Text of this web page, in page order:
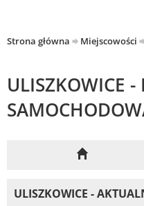
Strona główna Miejscowości
ULISZKOWICE -
ULISZKOWICE -